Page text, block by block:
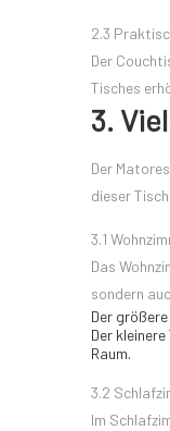
2.3
Der
Tisches
3.
Der
dieser
3.1
Das
sondern
Der
Der
Raum.
3.2
Im